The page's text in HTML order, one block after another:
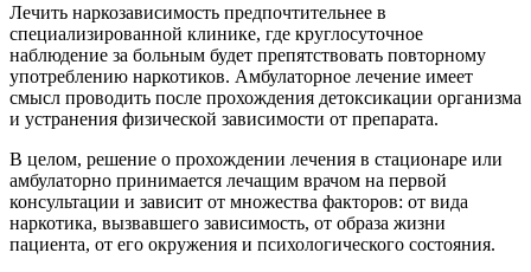
Лечить наркозависимость предпочтительнее в
специализированной клинике, где круглосуточное
наблюдение за больным будет препятствовать повторному
употреблению наркотиков. Амбулаторное лечение имеет
смысл проводить после прохождения детоксикации организма
и устранения физической зависимости от препарата.
В целом, решение о прохождении лечения в стационаре или
амбулаторно принимается лечащим врачом на первой
консультации и зависит от множества факторов: от вида
наркотика, вызвавшего зависимость, от образа жизни
пациента, от его окружения и психологического состояния.